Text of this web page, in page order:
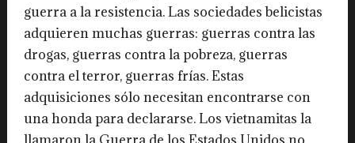
guerra a la resistencia. Las sociedades belicistas
adquieren muchas guerras: guerras contra las
drogas, guerras contra la pobreza, guerras
contra el terror, guerras frías. Estas
adquisiciones sólo necesitan encontrarse con
una honda para declararse. Los vietnamitas la